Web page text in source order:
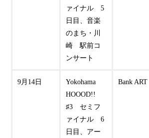
ァイナル 5
日目、音楽
のまち・川
崎 駅前コ
ンサート
9月14日
Yokohama
HOOOD!!
♯3 セミフ
ァイナル 6
日目、アー
Bank ART